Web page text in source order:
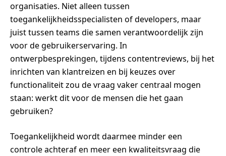
organisaties. Niet alleen tussen
toegankelijkheidsspecialisten of developers, maar
juist tussen teams die samen verantwoordelijk zijn
voor de gebruikerservaring. In
ontwerpbesprekingen, tijdens contentreviews, bij het
inrichten van klantreizen en bij keuzes over
functionaliteit zou de vraag vaker centraal mogen
staan: werkt dit voor de mensen die het gaan
gebruiken?
Toegankelijkheid wordt daarmee minder een
controle achteraf en meer een kwaliteitsvraag die